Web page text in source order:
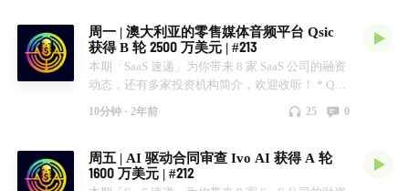
子轮 300 万美元。 * Rosterfy 获得增长轮 850 万美
元。 * Comstruct 获得 1250 万欧元。 加入我们 你
可以在知识星球上搜索「SaaS 速递」，在这里你
将可以与我们和其他 SaaS 行业的从业者们深入探
讨。 你也可以在微信上搜索「SaaS 速递」公众
周一 | 澳大利亚的零售媒体音频平台 Qsic
获得 B 轮 2500 万美元 | #213
本期「SaaS 速递」为你带来 8 家 SaaS 公司的融资
动态，还有多家投资机构简介，欢迎收听！ * Qsic
1500 万美元。 * Ensemble Labs 获得 A 轮 1900 万
PARTSCLOUD 获得种子轮 500 万欧元。 * Visarun
获得早期种子轮 70万美元。 * fileAI 获得 A 轮
10分钟 · 2年前 25 0
周五 | AI 驱动合同审查 Ivo AI 获得 A 轮
1600 万美元 | #212